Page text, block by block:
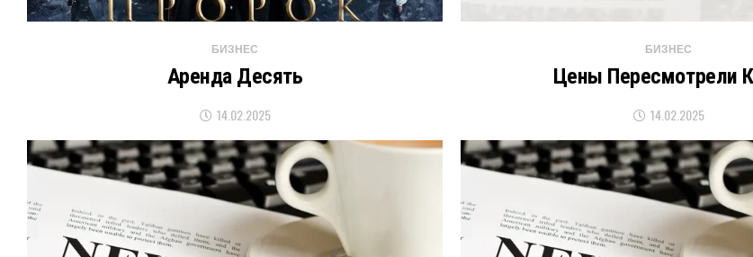
БИЗНЕС
Аренда Десять
14.02.2025
БИЗНЕС
Цены Пересмотрели
14.02.2025